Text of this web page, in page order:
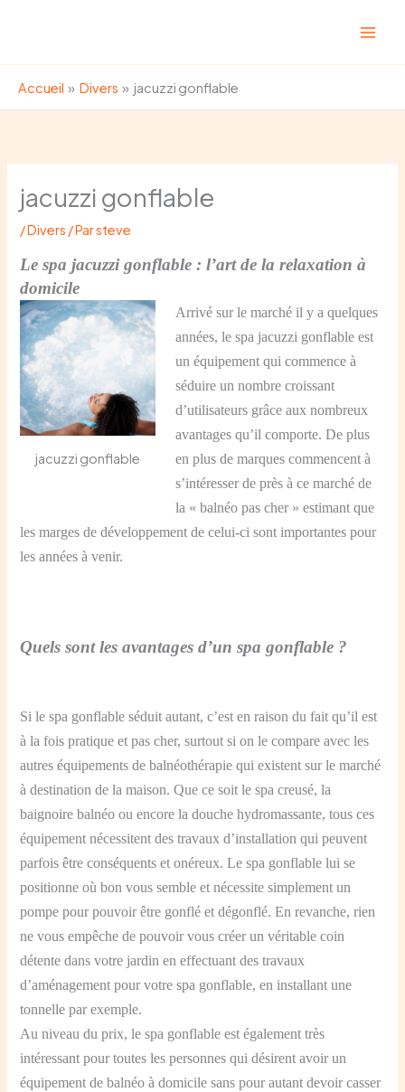
Accueil
Divers jacuzzi gonflable
jacuzzi gonflable
/Divers / Parsteve
Le spa jacuzzi gonflable : l’art de la relaxation à
domicile
jacuzzi gonflable
Arrivé sur le marché il y a quelques
années, lespa jacuzzi gonflable est
un équipement qui commence à
séduire un nombre croissant
d’utilisateurs grâce aux nombreux
avantages qu’il comporte. De plus
en plus de marques commencent à
s’intéresser de près à ce marché de
la « balnéo pas cher » estimant que
les marges de développement de celui-ci sont importantes pour
les années à venir.
Quels sont les avantages d’un spa gonflable ?
Si le spa gonflable séduit autant, c’est en raison du fait qu’il est
à la fois pratique et pas cher, surtout si on le compare avec les
autres équipements de balnéothérapie qui existent sur le marché
à destination de la maison. Que ce soit le spa creusé, la
baignoire balnéo ou encore la douche hydromassante, tous ces
équipement nécessitent des travaux d’installation qui peuvent
parfois être conséquents et onéreux. Le spa gonflable lui se
positionne où bon vous semble et nécessite simplement un
pompe pour pouvoir être gonflé et dégonflé. En revanche, rien
ne vous empêche de pouvoir vous créer un véritable coin
détente dans votre jardin en effectuant des travaux
d’aménagement pour votre spa gonflable, en installant une
tonnelle par exemple.
Au niveau du prix, le spa gonflable est également très
intéressant pour toutes les personnes qui désirent avoir un
équipement de balnéo à domicile sans pour autant devoir casser